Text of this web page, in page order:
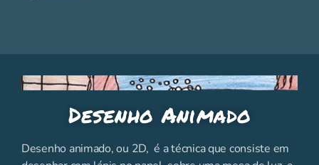
Desenho Animado
Desenho animado, ou 2D, é a técnica que consiste em